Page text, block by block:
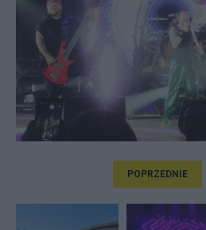
POPRZEDNIE